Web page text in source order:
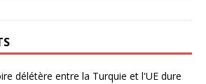
délétère entre la Turquie et l'UE dure